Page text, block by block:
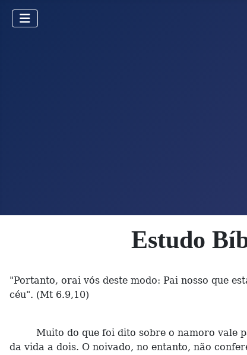
Estudo
"Portanto, orai vós deste modo: Pai nosso que
céu". (Mt 6.9,10)
Muito do que foi dito sobre o namoro vale
da vida a dois. O noivado, no entanto, não